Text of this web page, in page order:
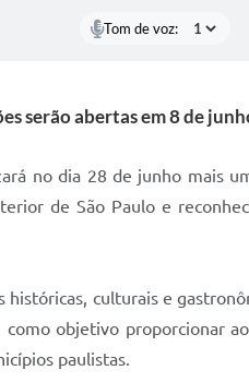
Tom de voz:
serão abertas em 8 de
no dia 28 de junho mais
de São Paulo e
culturais e
objetivo proporcionar
paulistas.